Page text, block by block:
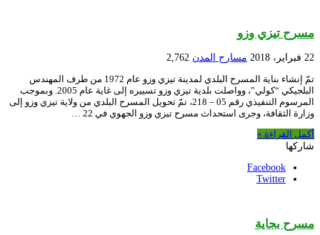
مسرح تيزي وزو
22 فبراير، 2018 مسارح المدن 2,762
تمّ إنشاء بناية المسرح البلدي لمدينة تيزي وزو عام 1972 من طرف المهندس
البلجيكي “كولي”، وواصلت بلدية تيزي وزو تسييره إلى غاية عام 2005. وبموجب
المرسوم التنفيذي رقم 05 – 218، تمّ تحويل المسرح البلدي من ولاية تيزي وزو إلى
وزارة الثقافة، وجرى استحداث مسرح تيزي وزو الجهوي في 22 …
أكمل القراءة »
شاركها
Facebook
Twitter
مسرح بجاية